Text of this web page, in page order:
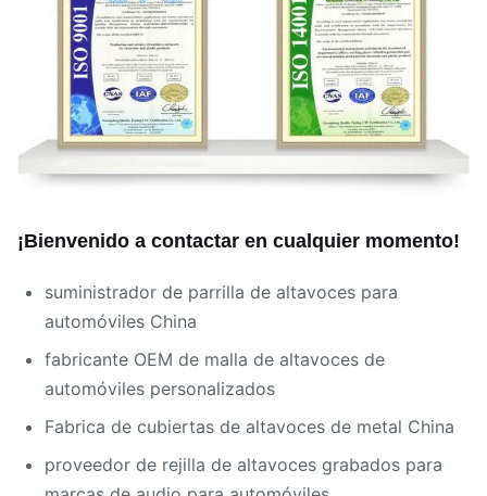
¡Bienvenido a contactar en cualquier momento!
suministrador de parrilla de altavoces para
automóviles China
fabricante OEM de malla de altavoces de
automóviles personalizados
Fabrica de cubiertas de altavoces de metal China
proveedor de rejilla de altavoces grabados para